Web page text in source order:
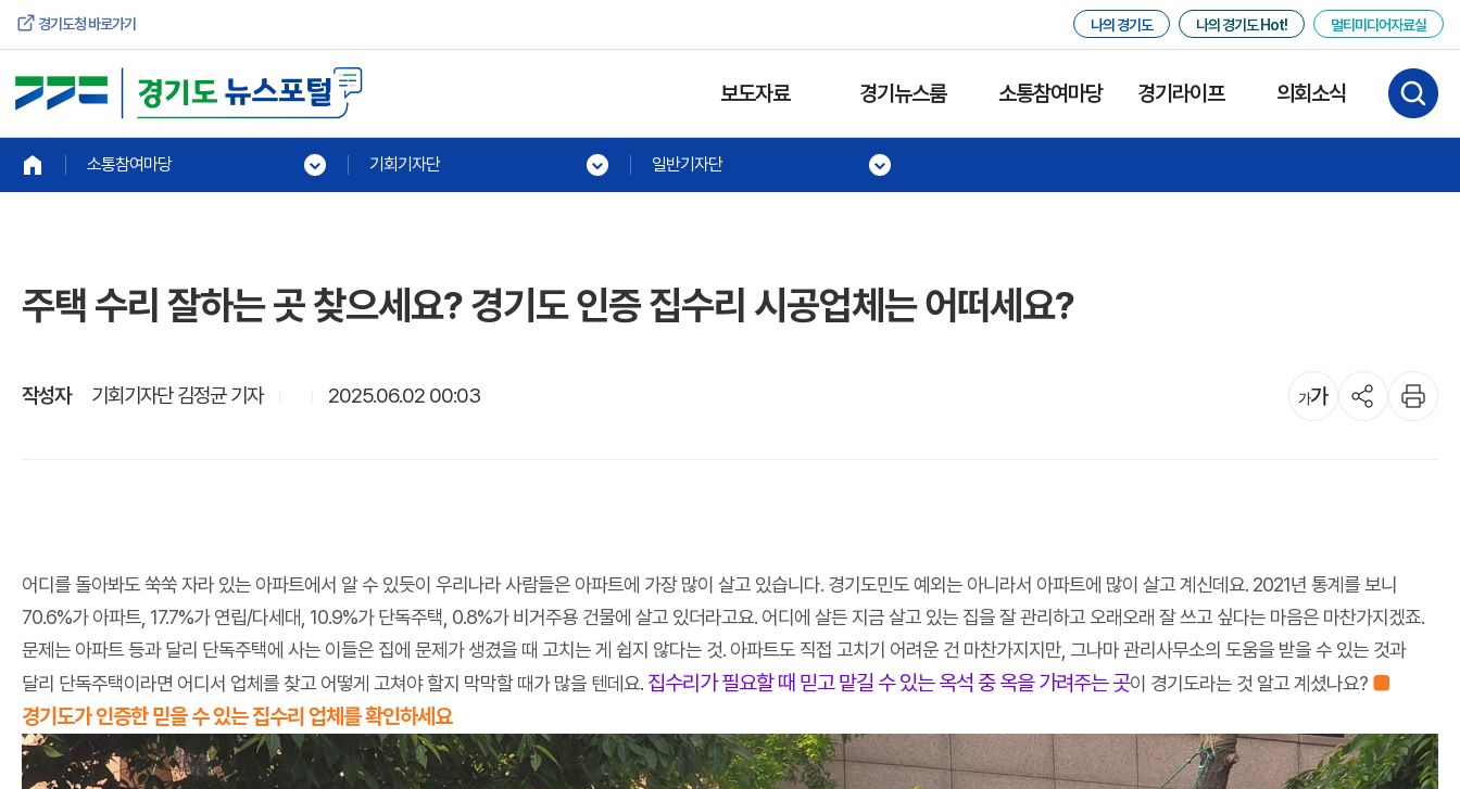
경기도청 바로가기 나의 경기도 나의 경기도 Hot! 멀티미디어자료실
보도자료 경기뉴스룸 소통참여마당 경기라이프 의회소식
소통참여마당 기회기자단 일반기자단
주택 수리 잘하는 곳 찾으세요? 경기도 인증 집수리 시공업체는 어떠세요?
작성자 기회기자단 김정균 기자 2025.06.02 00:03
어디를 돌아봐도 쑥쑥 자라 있는 아파트에서 알 수 있듯이 우리나라 사람들은 아파트에 가장 많이 살고 있습니다. 경기도민도 예외는 아니라서 아파트에 많이 살고 계신데요. 2021년 통계를 보니
70.6%가 아파트, 17.7%가 연립/다세대, 10.9%가 단독주택, 0.8%가 비거주용 건물에 살고 있더라고요. 어디에 살든 지금 살고 있는 집을 잘 관리하고 오래오래 잘 쓰고 싶다는 마음은 마찬가지겠죠.
문제는 아파트 등과 달리 단독주택에 사는 이들은 집에 문제가 생겼을 때 고치는 게 쉽지 않다는 것. 아파트도 직접 고치기 어려운 건 마찬가지지만, 그나마 관리사무소의 도움을 받을 수 있는 것과
달리 단독주택이라면 어디서 업체를 찾고 어떻게 고쳐야 할지 막막할 때가 많을 텐데요. 집수리가 필요할 때 믿고 맡길 수 있는 옥석 중 옥을 가려주는 곳이 경기도라는 것 알고 계셨나요? ■
경기도가 인증한 믿을 수 있는 집수리 업체를 확인하세요